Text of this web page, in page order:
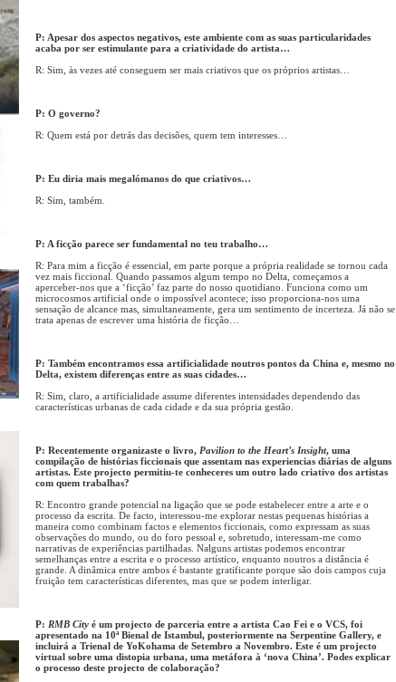
P: Apesar dos aspectos negativos, este ambiente com as suas particularidades
acaba por ser estimulante para a criatividade do artista…
R: Sim, às vezes até conseguem ser mais criativos que os próprios artistas…
P: O governo?
R: Quem está por detrás das decisões, quem tem interesses…
P: Eu diria mais megalómanos do que criativos…
R: Sim, também.
P: A ficção parece ser fundamental no teu trabalho…
R: Para mim a ficção é essencial, em parte porque a própria realidade se tornou cada
vez mais ficcional. Quando passamos algum tempo no Delta, começamos a
aperceber-nos que a ‘ficção’ faz parte do nosso quotidiano. Funciona como um
microcosmos artificial onde o impossível acontece; isso proporciona-nos uma
sensação de alcance mas, simultaneamente, gera um sentimento de incerteza. Já não se
trata apenas de escrever uma história de ficção…
P: Também encontramos essa artificialidade noutros pontos da China e, mesmo no
Delta, existem diferenças entre as suas cidades…
R: Sim, claro, a artificialidade assume diferentes intensidades dependendo das
características urbanas de cada cidade e da sua própria gestão.
P: Recentemente organizaste o livro, Pavilion to the Heart’s Insight, uma
compilação de histórias ficcionais que assentam nas experiencias diárias de alguns
artistas. Este projecto permitiu-te conheceres um outro lado criativo dos artistas
com quem trabalhas?
R: Encontro grande potencial na ligação que se pode estabelecer entre a arte e o
processo da escrita. De facto, interessou-me explorar nestas pequenas histórias a
maneira como combinam factos e elementos ficcionais, como expressam as suas
observações do mundo, ou do foro pessoal e, sobretudo, interessam-me como
narrativas de experiências partilhadas. Nalguns artistas podemos encontrar
semelhanças entre a escrita e o processo artístico, enquanto noutros a distância é
grande. A dinâmica entre ambos é bastante gratificante porque são dois campos cuja
fruição tem características diferentes, mas que se podem interligar.
P: RMB City é um projecto de parceria entre a artista Cao Fei e o VCS, foi
apresentado na 10ª Bienal de Istambul, posteriormente na Serpentine Gallery, e
incluirá a Trienal de YoKohama de Setembro a Novembro. Este é um projecto
virtual sobre uma distopia urbana, uma metáfora à ‘nova China’. Podes explicar
o processo deste projecto de colaboração?